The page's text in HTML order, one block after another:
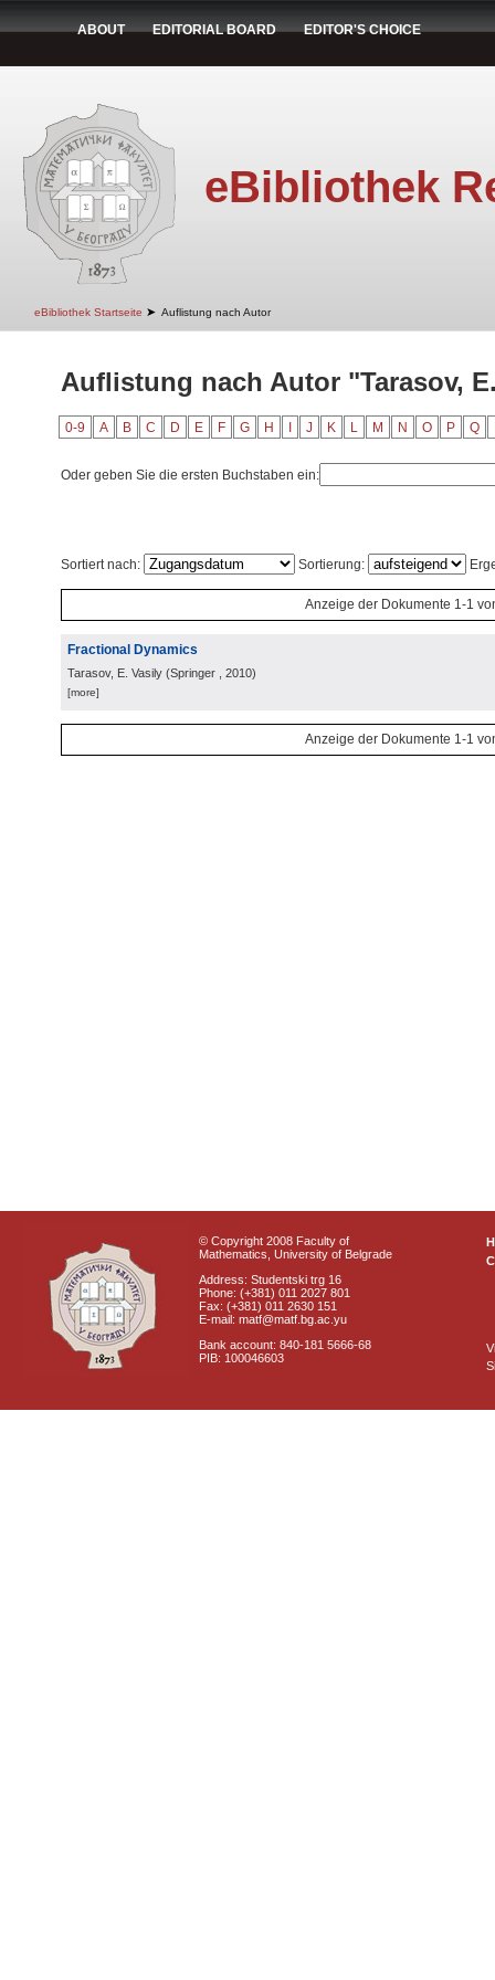
ABOUT EDITORIAL BOARD EDITOR'S CHOICE
eBibliothek
eBibliothek Startseite ➤ Auflistung nach Autor
Auflistung nach Autor "Tarasov,
0-9 A B C D E F G H J K L M N O P Q
Oder geben Sie die ersten Buchstaben ein:
Sortiert nach: Sortierung:
Anzeige der Dokumente 1-1
Fractional Dynamics
Tarasov, E. Vasily (Springer , 2010)
[more]
Anzeige der Dokumente 1-1
© Copyright 2008 Faculty of
Mathematics, University of Belgrade
Address: Studentski trg 16
Phone: (+381) 011 2027 801
Fax: (+381) 011 2630 151
E-mail: matf@matf.bg.ac.yu
Bank account: 840-181 5666-68
PIB: 100046603